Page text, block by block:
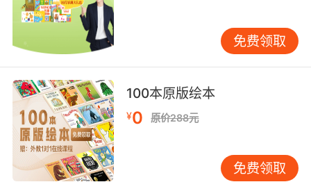
将来时预测桃金娘的幽灵出现。同步引入跨文化
对比，如对比中西方节日习俗中的文化密码，在
学习Thanksgiving时探讨清教徒移民史。牛津大
学语言教育中心的跟踪研究显示，接受文化浸润
式教学的学生，阅读理解正确率比单纯语法训练
组高31%。建议建立错题博物馆，将典型错误制
作成3D模型，如用乐高积木演示形容词性物主代
词的归属关系。 五、习惯养成：科学规划与自我
监控 高效的学习节奏需要精细化管理。VIPKID学
习顾问团队推荐艾宾浩斯改良计划表，将复习周
免费领取
100本原版绘本
¥0 原价288元
免费领取